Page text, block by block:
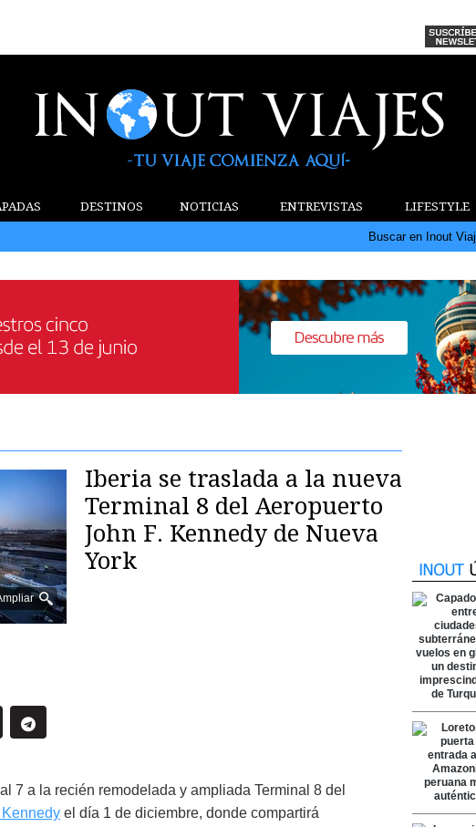
DESTINOS NOTICIAS ENTREVISTAS LIFESTYLE
Buscar en Inout
Iberia se traslada a la nueva
Terminal 8 del Aeropuerto
John F. Kennedy de Nueva
York
7 a la recién remodelada y ampliada Terminal 8 del
el día 1 de diciembre, donde compartirá